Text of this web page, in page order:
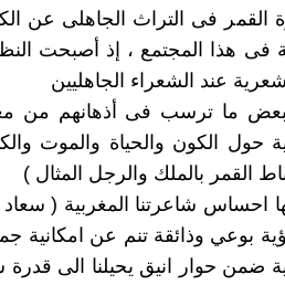
فى التراث الجاهلى عن
فى هذا المجتمع ، إذ أصبحت
عند الشعراء الجاهليين
ببعض ما ترسب فى أذهانهم من
حول الكون والحياة والموت
القمر بالملك والرجل المثال )
احساس شاعرتنا المغربية ( سعاد
بوعي وذائقة تنم عن امكانية
ضمن حوار انيق يحيلنا الى قدرة